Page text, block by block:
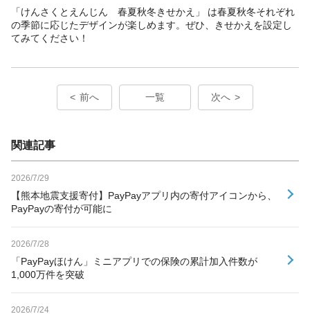
「けんさくとえんじん 春夏秋冬きせかえ」 は春夏秋冬それぞれ
の季節に応じたデザインが楽しめます。ぜひ、きせかえを設定し
てみてください！
前へ 一覧 次へ
関連記事
2026/7/29
【熊本地震支援寄付】PayPayアプリ内の寄付アイコンから、
PayPayの寄付が可能に
2026/7/28
「PayPayほけん」ミニアプリでの保険の累計加入件数が
1,000万件を突破
2026/7/24